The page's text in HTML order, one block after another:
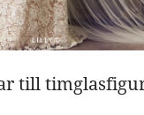
till